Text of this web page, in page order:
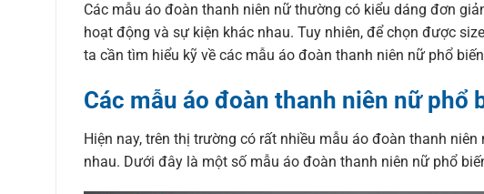
Các mẫu áo đoàn thanh niên nữ thường có kiểu dáng đơn
hoạt động và sự kiện khác nhau. Tuy nhiên, để chọn được
ta cần tìm hiểu kỹ về các mẫu áo đoàn thanh niên nữ phổ
Các mẫu áo đoàn thanh niên nữ phổ
Hiện nay, trên thị trường có rất nhiều mẫu áo đoàn thanh
nhau. Dưới đây là một số mẫu áo đoàn thanh niên nữ phổ